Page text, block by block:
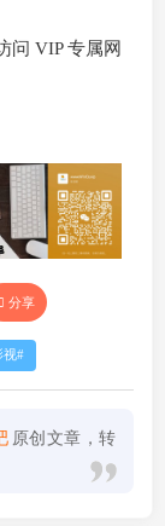
问 VIP 专属网
分享
视
原创文章，转